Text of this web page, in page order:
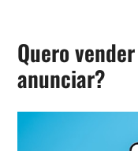
Quero
anunciar?